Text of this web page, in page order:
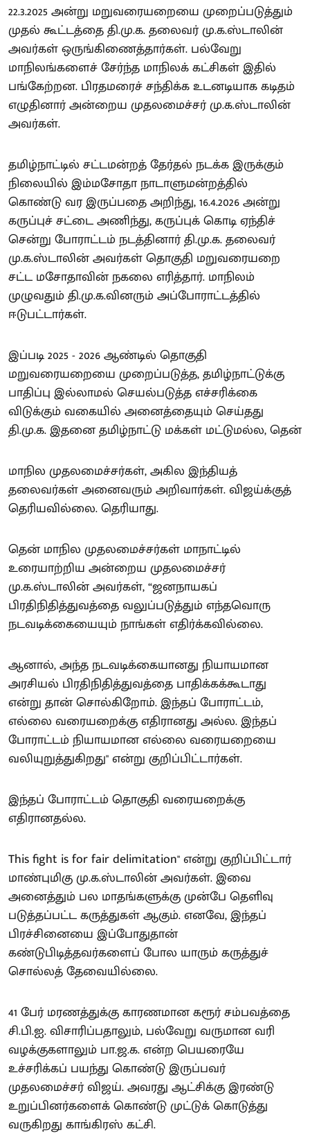
22.3.2025 அன்று மறுவரையறையை முறைப்படுத்தும்
முதல் கூட்டத்தை தி.மு.க. தலைவர் மு.க.ஸ்டாலின்
அவர்கள் ஒருங்கிணைத்தார்கள். பல்வேறு
மாநிலங்களைச் சேர்ந்த மாநிலக் கட்சிகள் இதில்
பங்கேற்றன. பிரதமரைச் சந்திக்க உடனடியாக கடிதம்
எழுதினார் அன்றைய முதலமைச்சர் மு.க.ஸ்டாலின்
அவர்கள்.
தமிழ்நாட்டில் சட்டமன்றத் தேர்தல் நடக்க இருக்கும்
நிலையில் இம்மசோதா நாடாளுமன்றத்தில்
கொண்டு வர இருப்பதை அறிந்து, 16.4.2026 அன்று
கருப்புச் சட்டை அணிந்து, கருப்புக் கொடி ஏந்திச்
சென்று போராட்டம் நடத்தினார் தி.மு.க. தலைவர்
மு.க.ஸ்டாலின் அவர்கள் தொகுதி மறுவரையறை
சட்ட மசோதாவின் நகலை எரித்தார். மாநிலம்
முழுவதும் தி.மு.க.வினரும் அப்போராட்டத்தில்
ஈடுபட்டார்கள்.
இப்படி 2025 - 2026 ஆண்டில் தொகுதி
மறுவரையறையை முறைப்படுத்த, தமிழ்நாட்டுக்கு
பாதிப்பு இல்லாமல் செயல்படுத்த எச்சரிக்கை
விடுக்கும் வகையில் அனைத்தையும் செய்தது
தி.மு.க. இதனை தமிழ்நாட்டு மக்கள் மட்டுமல்ல, தென்
மாநில முதலமைச்சர்கள், அகில இந்தியத்
தலைவர்கள் அனைவரும் அறிவார்கள். விஜய்க்குத்
தெரியவில்லை. தெரியாது.
தென் மாநில முதலமைச்சர்கள் மாநாட்டில்
உரையாற்றிய அன்றைய முதலமைச்சர்
மு.க.ஸ்டாலின் அவர்கள், “ஜனநாயகப்
பிரதிநிதித்துவத்தை வலுப்படுத்தும் எந்தவொரு
நடவடிக்கையையும் நாங்கள் எதிர்க்கவில்லை.
ஆனால், அந்த நடவடிக்கையானது நியாயமான
அரசியல் பிரதிநிதித்துவத்தை பாதிக்கக்கூடாது
என்று தான் சொல்கிறோம். இந்தப் போராட்டம்,
எல்லை வரையறைக்கு எதிரானது அல்ல. இந்தப்
போராட்டம் நியாயமான எல்லை வரையறையை
வலியுறுத்துகிறது" என்று குறிப்பிட்டார்கள்.
இந்தப் போராட்டம் தொகுதி வரையறைக்கு
எதிரானதல்ல.
This fight is for fair delimitation" என்று குறிப்பிட்டார்
மாண்புமிகு மு.க.ஸ்டாலின் அவர்கள். இவை
அனைத்தும் பல மாதங்களுக்கு முன்பே தெளிவு
படுத்தப்பட்ட கருத்துகள் ஆகும். எனவே, இந்தப்
பிரச்சினையை இப்போதுதான்
கண்டுபிடித்தவர்களைப் போல யாரும் கருத்துச்
சொல்லத் தேவையில்லை.
41 பேர் மரணத்துக்கு காரணமான கரூர் சம்பவத்தை
சி.பி.ஐ. விசாரிப்பதாலும், பல்வேறு வருமான வரி
வழக்குகளாலும் பா.ஜ.க. என்ற பெயரையே
உச்சரிக்கப் பயந்து கொண்டு இருப்பவர்
முதலமைச்சர் விஜய். அவரது ஆட்சிக்கு இரண்டு
உறுப்பினர்களைக் கொண்டு முட்டுக் கொடுத்து
வருகிறது காங்கிரஸ் கட்சி.